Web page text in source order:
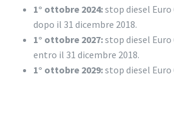
1° ottobre 2024:stop diesel Euro
dopo il 31 dicembre 2018.
1° ottobre 2027:stop diesel Euro
entro il 31 dicembre 2018.
1° ottobre 2029:stop diesel Euro